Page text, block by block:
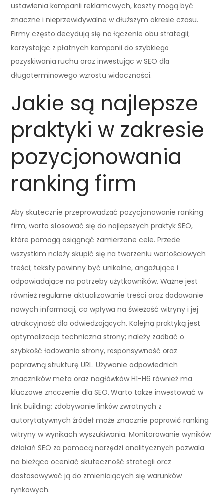
ustawienia kampanii reklamowych, koszty mogą być
znaczne i nieprzewidywalne w dłuższym okresie czasu.
Firmy często decydują się na łączenie obu strategii;
korzystając z płatnych kampanii do szybkiego
pozyskiwania ruchu oraz inwestując w SEO dla
długoterminowego wzrostu widoczności.
Jakie są najlepsze
praktyki w zakresie
pozycjonowania
ranking firm
Aby skutecznie przeprowadzać pozycjonowanie ranking
firm, warto stosować się do najlepszych praktyk SEO,
które pomogą osiągnąć zamierzone cele. Przede
wszystkim należy skupić się na tworzeniu wartościowych
treści; teksty powinny być unikalne, angażujące i
odpowiadające na potrzeby użytkowników. Ważne jest
również regularne aktualizowanie treści oraz dodawanie
nowych informacji, co wpływa na świeżość witryny i jej
atrakcyjność dla odwiedzających. Kolejną praktyką jest
optymalizacja techniczna strony; należy zadbać o
szybkość ładowania strony, responsywność oraz
poprawną strukturę URL. Używanie odpowiednich
znaczników meta oraz nagłówków H1-H6 również ma
kluczowe znaczenie dla SEO. Warto także inwestować w
link building; zdobywanie linków zwrotnych z
autorytatywnych źródeł może znacznie poprawić ranking
witryny w wynikach wyszukiwania. Monitorowanie wyników
działań SEO za pomocą narzędzi analitycznych pozwala
na bieżąco oceniać skuteczność strategii oraz
dostosowywać ją do zmieniających się warunków
rynkowych.